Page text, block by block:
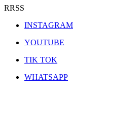
RRSS
INSTAGRAM
YOUTUBE
TIK TOK
WHATSAPP